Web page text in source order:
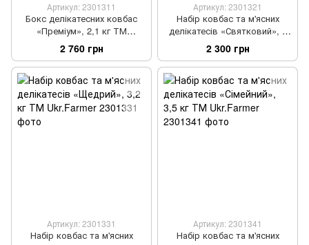
Артикул: 2301311
Бокс делікатесних ковбас
«Преміум», 2,1 кг ТМ
Ukr.Farmer
2 760 грн
Артикул: 2301321
Набір ковбас та м'ясних
делікатесів «Святковий», 2
кг ТМ Ukr.Farmer
2 300 грн
Артикул: 2301331
Набір ковбас та м'ясних
Артикул: 2301341
Набір ковбас та м'ясних